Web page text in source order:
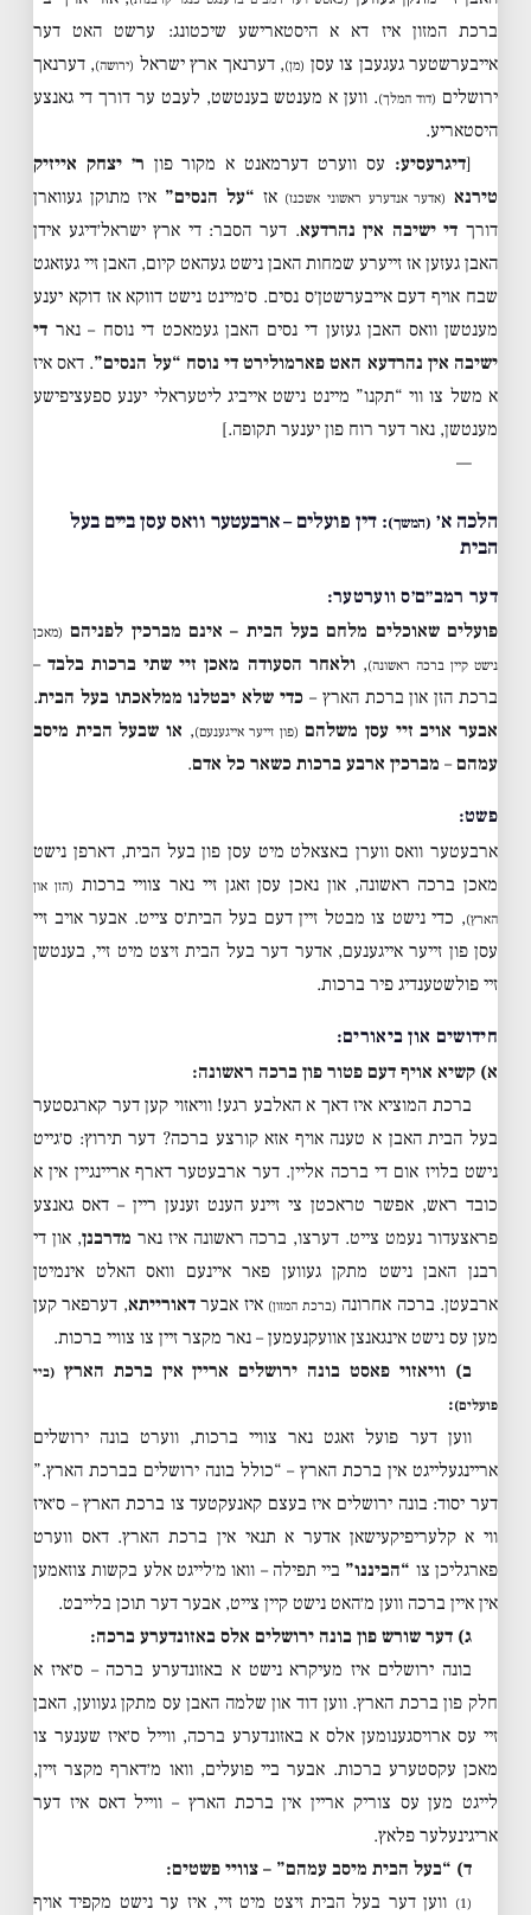
ברכת המזון איז דא א היסטארישע שיכטונג: ערשט האט דער
אייבערשטער געגעבן צו עסן (מן), דערנאך ארץ ישראל (ירושה), דערנאך
ירושלים (דוד המלך). ווען א מענטש בענטשט, לעבט ער דורך די גאנצע
היסטאריע.
[דיגרעסיע: עס ווערט דערמאנט א מקור פון ר׳ יצחק אייזיק
טירנא (אדער אנדערע ראשוני אשכנז) אז “על הנסים” איז מתוקן געווארן
דורך די ישיבה אין נהרדעא. דער הסבר: די ארץ ישראל׳דיגע אידן
האבן געזען אז זייערע שמחות האבן נישט געהאט קיום, האבן זיי געזאגט
שבח אויף דעם אייבערשטן׳ס נסים. ס׳מיינט נישט דווקא אז דוקא יענע
מענטשן וואס האבן געזען די נסים האבן געמאכט די נוסח – נאר די
ישיבה אין נהרדעא האט פארמולירט די נוסח “על הנסים”. דאס איז
א משל צו ווי “תקנו” מיינט נישט אייביג ליטעראלי יענע ספעציפישע
מענטשן, נאר דער רוח פון יענער תקופה.]
—
הלכה א׳ (המשך): דין פועלים – ארבעטער וואס עסן ביים בעל
הבית
דער רמב״ם׳ס ווערטער:
פועלים שאוכלים מלחם בעל הבית – אינם מברכין לפניהם (מאכן
נישט קיין ברכה ראשונה),ולאחר הסעודה מאכן זיי שתי ברכות בלבד–
ברכת הזן און ברכת הארץ – כדי שלא יבטלנו ממלאכתו בעל הבית.
אבער אויב זיי עסן משלהם (פון זייער אייגענעם), או שבעל הבית מיסב
עמהם – מברכין ארבע ברכות כשאר כל אדם.
פשט:
ארבעטער וואס ווערן באצאלט מיט עסן פון בעל הבית, דארפן נישט
מאכן ברכה ראשונה, און נאכן עסן זאגן זיי נאר צוויי ברכות (הזן און
הארץ), כדי נישט צו מבטל זיין דעם בעל הבית׳ס צייט. אבער אויב זיי
עסן פון זייער אייגענעם, אדער דער בעל הבית זיצט מיט זיי, בענטשן
זיי פולשטענדיג פיר ברכות.
חידושים און ביאורים:
א) קשיא אויף דעם פטור פון ברכה ראשונה:
ברכת המוציא איז דאך א האלבע רגע! וויאזוי קען דער קארגסטער
בעל הבית האבן א טענה אויף אזא קורצע ברכה? דער תירוץ: ס׳גייט
נישט בלויז אום די ברכה אליין. דער ארבעטער דארף אריינגיין אין א
כובד ראש, אפשר טראכטן צי זיינע הענט זענען ריין – דאס גאנצע
פראצעדור נעמט צייט. דערצו, ברכה ראשונה איז נאר מדרבנן, און די
רבנן האבן נישט מתקן געווען פאר איינעם וואס האלט אינמיטן
ארבעטן. ברכה אחרונה (ברכת המזון) איז אבערדאורייתא, דערפאר קען
מען עס נישט אינגאנצן אוועקנעמען – נאר מקצר זיין צו צוויי ברכות.
ב) וויאזוי פאסט בונה ירושלים אריין אין ברכת הארץ (ביי
פועלים):
ווען דער פועל זאגט נאר צוויי ברכות, ווערט בונה ירושלים
אריינגעלייגט אין ברכת הארץ – “כולל בונה ירושלים בברכת הארץ.”
דער יסוד: בונה ירושלים איז בעצם קאנעקטעד צו ברכת הארץ – ס׳איז
ווי א קלעריפיקעישאן אדער א תנאי אין ברכת הארץ. דאס ווערט
פארגליכן צו “הביננו” ביי תפילה – וואו מ׳לייגט אלע בקשות צוזאמען
אין איין ברכה ווען מ׳האט נישט קיין צייט, אבער דער תוכן בלייבט.
ג) דער שורש פון בונה ירושלים אלס באזונדערע ברכה:
בונה ירושלים איז מעיקרא נישט א באזונדערע ברכה – ס׳איז א
חלק פון ברכת הארץ. ווען דוד און שלמה האבן עס מתקן געווען, האבן
זיי עס ארויסגענומען אלס א באזונדערע ברכה, ווייל ס׳איז שענער צו
מאכן עקסטערע ברכות. אבער ביי פועלים, וואו מ׳דארף מקצר זיין,
לייגט מען עס צוריק אריין אין ברכת הארץ – ווייל דאס איז דער
אריגינעלער פלאץ.
ד) “בעל הבית מיסב עמהם” – צוויי פשטים:
(1)
ווען דער בעל הבית זיצט מיט זיי, איז ער נישט מקפיד אויף